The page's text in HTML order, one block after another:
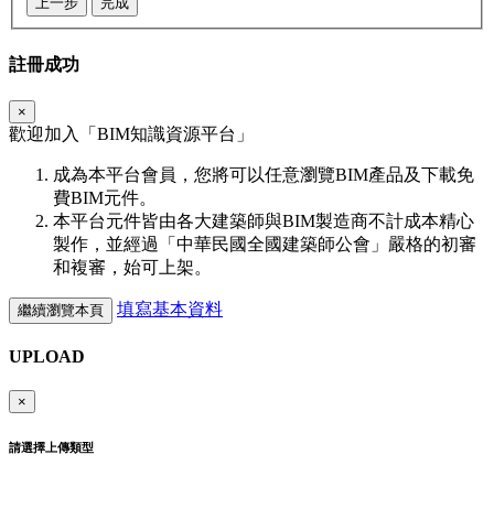
註冊成功
×
歡迎加入「 BIM知識資源平台」
成為本平台會員，您將可以任意瀏覽BIM產品及下載免
費BIM元件。
本平台元件皆由各大建築師與BIM製造商不計成本精心
製作，並經過「中華民國全國建築師公會」嚴格的初審
和複審，始可上架。
繼續瀏覽本頁 填寫基本資料
UPLOAD
×
請選擇上傳類型